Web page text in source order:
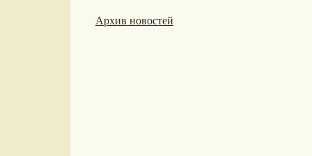
Архив новостей